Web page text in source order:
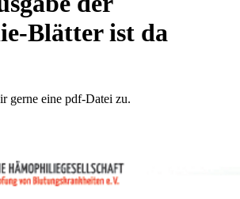
Blätter ist da
gerne eine pdf-Datei zu.